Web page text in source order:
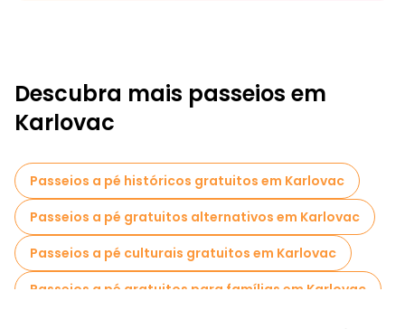
Descubra mais passeios em
Karlovac
Passeios a pé históricos gratuitos em Karlovac
Passeios a pé gratuitos alternativos em Karlovac
Passeios a pé culturais gratuitos em Karlovac
Passeios a pé gratuitos para famílias em Karlovac